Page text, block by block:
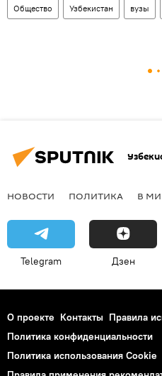
Общество Узбекистан вузы
НОВОСТИ ПОЛИТИКА В
Telegram Дзен
О проекте Контакты Правила
Политика конфиденциальности
Политика использования Cookie